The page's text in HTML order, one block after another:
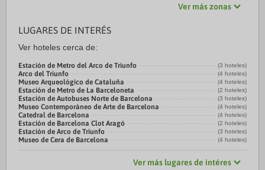
Ver más zonas
LUGARES DE INTERÉS
Ver hoteles cerca de:
Estación de Metro del Arco de Triunfo (3 hoteles)
Arco del Triunfo (4 hoteles)
Museo Arqueológico de Cataluña (4 hoteles)
Estación de Metro de La Barceloneta (2 hoteles)
Estación de Autobuses Norte de Barcelona (3 hoteles)
Museo Contemporáneo de Arte de Barcelona (4 hoteles)
Catedral de Barcelona (4 hoteles)
Estación de Barcelona Clot Aragó (2 hoteles)
Estación de Arco de Triunfo (3 hoteles)
Museo de Cera de Barcelona (4 hoteles)
Ver más lugares de intéres